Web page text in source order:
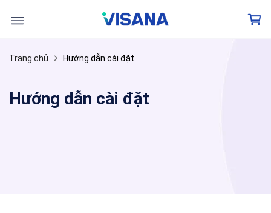
Trang chủ Hướng dẫn cài đặt
Hướng dẫn cài đặt